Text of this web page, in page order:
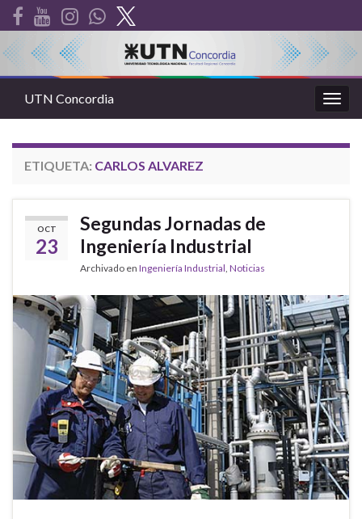
la
UTN Concordia
ETIQUETA: CARLOS ALVAREZ
OCT
23
Segundas Jornadas de
Ingeniería Industrial
Archivado en Ingeniería Industrial Noticias